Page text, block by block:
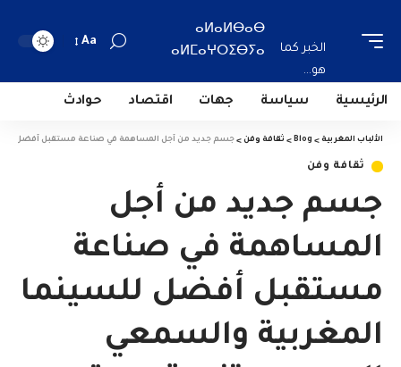
الخبر كما
هو...
ⴰⵍⴰⵍⴱⴰⴱ
ⴰⵍⵎⴰⵖⵔⵉⴱⵢⴰ
Aa
الرئيسية سياسة جهات اقتصاد حوادث
الألباب المغربية >
Blog
> ثقافة وفن > جسم جديد من أجل المساهمة في صناعة مستقبل أفضل
ثقافة وفن
جسم جديد من أجل
المساهمة في صناعة
مستقبل أفضل للسينما
المغربية والسمعي